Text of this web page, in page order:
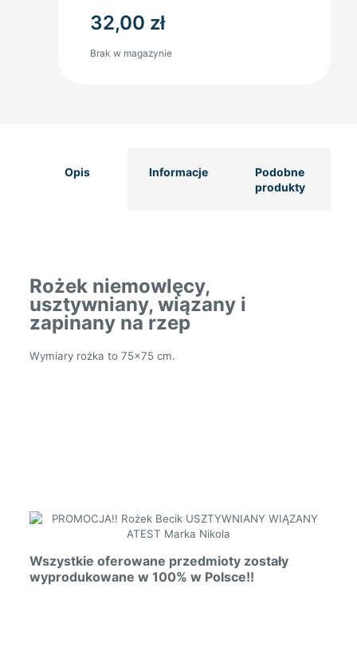
32,00 zł
Brak w magazynie
Opis Informacje
Podobne
produkty
Rożek niemowlęcy,
usztywniany, wiązany i
zapinany na rzep
Wymiary rożka to 75×75 cm.
Wszystkie oferowane przedmioty zostały
wyprodukowane w 100% w Polsce!!